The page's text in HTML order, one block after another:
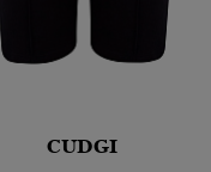
CUDGI